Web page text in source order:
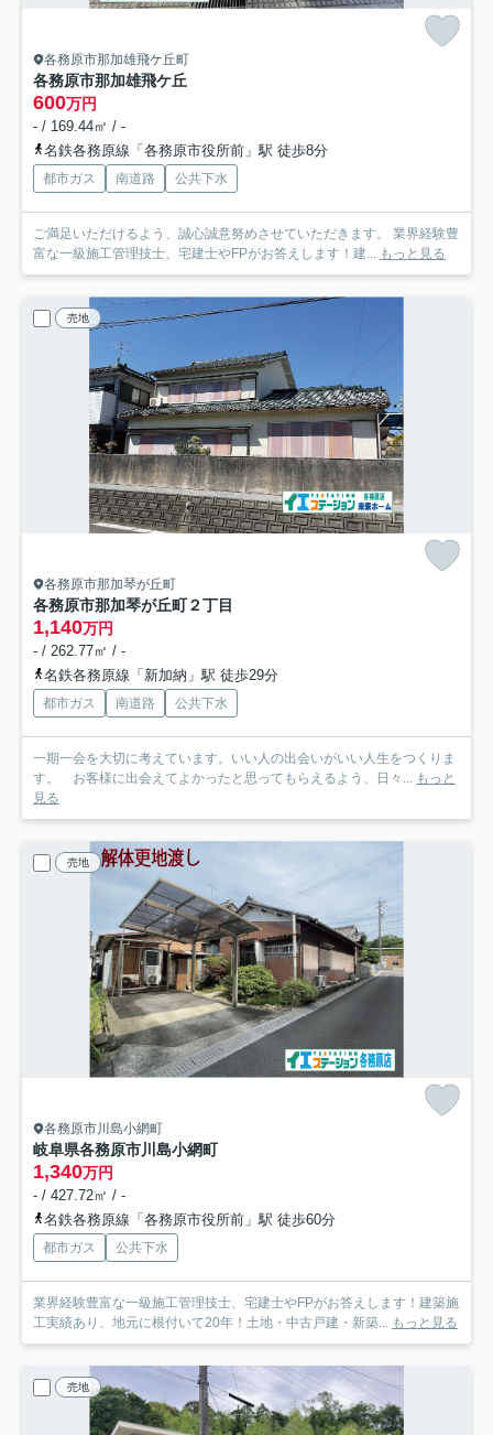
各務原市那加雄飛ケ丘町
各務原市那加雄飛ケ丘
600万円
- / 169.44㎡ / -
名鉄各務原線「各務原市役所前」駅 徒歩8分
都市ガス 南道路 公共下水
ご満足いただけるよう、誠心誠意努めさせていただきます。 業界経験豊
富な一級施工管理技士、宅建士やFPがお答えします！建...
もっと見る
売地
各務原市那加琴が丘町
各務原市那加琴が丘町２丁目
1,140万円
- / 262.77㎡ / -
名鉄各務原線「新加納」駅 徒歩29分
都市ガス 南道路 公共下水
一期一会を大切に考えています。いい人の出会いがいい人生をつくりま
す。 お客様に出会えてよかったと思ってもらえるよう、日々...
もっと
見る
売地
各務原市川島小網町
岐阜県各務原市川島小網町
1,340万円
- / 427.72㎡ / -
名鉄各務原線「各務原市役所前」駅 徒歩60分
都市ガス 公共下水
業界経験豊富な一級施工管理技士、宅建士やFPがお答えします！建築施
工実績あり、地元に根付いて20年！土地・中古戸建・新築...
もっと見る
売地